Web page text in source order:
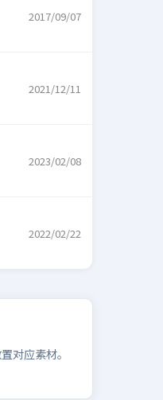
2017/09/07
2021/12/11
2023/02/08
2022/02/22
对应素材。